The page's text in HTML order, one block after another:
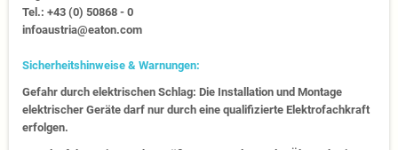
Tel.: +43 (0) 50868 - 0​
infoaustria@eaton.com
Sicherheitshinweise & Warnungen:
Gefahr durch elektrischen Schlag: Die Installation und Montage
elektrischer Geräte darf nur durch eine qualifizierte Elektrofachkraft
erfolgen.